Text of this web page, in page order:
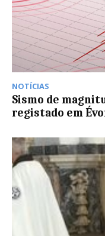
NOTÍCIAS
Sismo de
registado em